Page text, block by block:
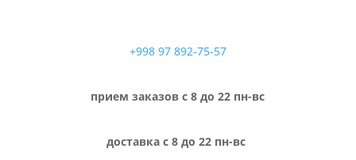
+998 97 892-75-57
прием заказов с 8 до 22 пн-вс
доставка с 8 до 22 пн-вс